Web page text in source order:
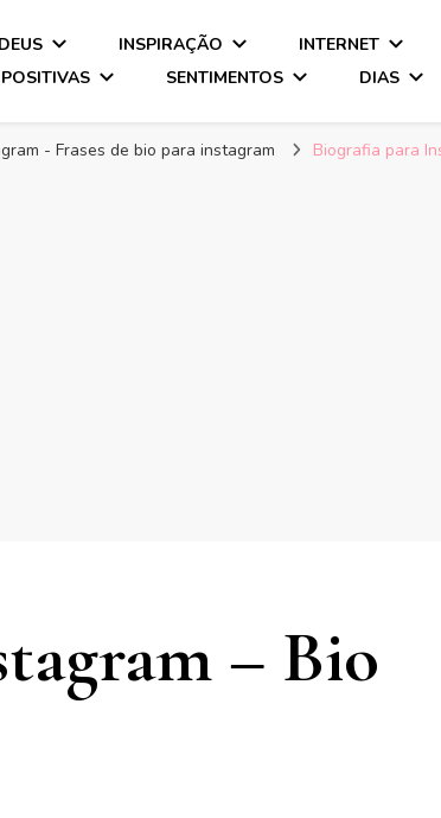
DEUS INSPIRAÇÃO INTERNET
POSITIVAS SENTIMENTOS DIAS
- Frases de bio para instagram Biografia para
– Bio